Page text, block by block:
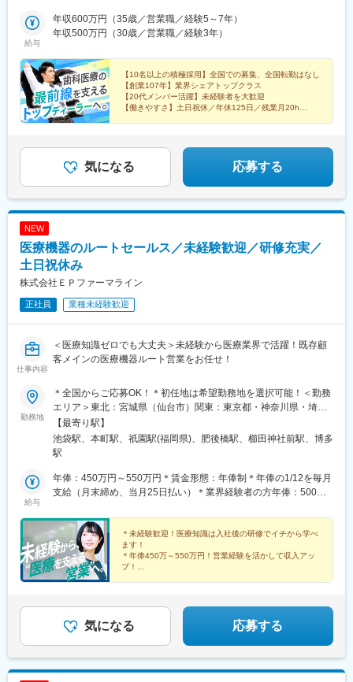
医療・歯科分野未経験の方でも、段階的に専門知識を習得可能
ノーベルバイオケアはインプラントを用いた革新的な歯科修復ソ
リューションの分野における世界的なリーディング・カンパニー
です。
歯科医療の専業会社エンビスタ・ホールディングス・コーポレー
（イメージング製品のDEXIS、歯科材料のKerr、歯科矯正用製品
のOrmco）とも連携しながら、高品質で革新的な製品を提供し、
歯科専門職のパートナーとして、その先にいらっしゃる患者さま
変更の範囲：会社の定める業務
玉鴻巣店■厚木支店■横浜支店■高崎営業所■情報機器開発営業部
（八王子支店内）＜東海エリア＞■岡崎支店■浜松支店■岐阜支店■
路店＜九州エリア＞■鹿児島支店■熊本店■沖縄店【本社】〒440-
8518 愛知県豊橋市八町通5-7☆豊橋駅より豊橋鉄道市内線乗車
『豊橋公園前下車』徒歩5分※敷地内喫煙可能場所あり
葉キャンパス駅、北与野駅、鴻巣駅、本厚木駅、伊勢佐木長者町
駅、高崎駅、京王八王子駅、美合駅、助信駅、西岐阜駅、久居
駅、神水交差点駅、美栄橋駅、日の出駅(東京都)、湯島駅、石川町
駅、八王子駅、ドーム前千代崎駅、騎射場駅、健軍校前駅、御茶
ノ水駅、関内駅、九条駅(大阪府)、二中通駅、八丁馬場駅
給与
年収600万円（35歳／営業職／経験5～7年）
年収500万円（30歳／営業職／経験3年）
【10名以上の積極採用】全国での募集、全国転勤はなし
【創業107年】業界シェアトップクラス
【20代メンバー活躍】未経験者を大歓迎
【働きやすさ】土日祝休／年休125日／残業月20h
気になる 応募する
NEW
医療機器のルートセールス／未経験歓迎／研修充実／
土日祝休み
株式会社ＥＰファーマライン
正社員 業種未経験歓迎
仕事内容
＜医療知識ゼロでも大丈夫＞未経験から医療業界で活躍！既存顧
客メインの医療機器ルート営業をお任せ！
勤務地
＊全国からご応募OK！＊初任地は希望勤務地を選択可能！＜勤務
エリア＞東北：宮城県（仙台市）関東：東京都・神奈川県・埼玉
県・千葉県・栃木県・群馬県東海：愛知県・静岡県・岐阜県信
越：長野県（松本市）北陸：石川県（金沢市）関西：大阪府・兵
庫県中国：広島県四国：香川県（高松市）・愛媛県（松山市）九
県【東京本社】東京都豊島区西池袋3-27-12 池袋ウェストパーク
ビル＊各線「池袋駅」西口より徒歩5分【大阪オフィス】大阪府大
各線「本町駅」より徒歩1分【福岡オフィス】福岡県福岡市博多区
博多駅前2-19-24 大博センタービル6F＊JR・福岡市地下鉄各線
「博多駅」より徒歩5分
【最寄り駅】
池袋駅、本町駅、祇園駅(福岡県)、肥後橋駅、櫛田神社前駅、博多
駅
給与
年俸：450万円～550万円＊賃金形態：年俸制＊年俸の1/12を毎月
支給（月末締め、当月25日払い）＊業界経験者の方年俸：500万
＊未経験歓迎！医療知識は入社後の研修でイチから学べ
ます！
＊年俸450万～550万円！営業経験を活かして収入アッ
プ！
気になる 応募する